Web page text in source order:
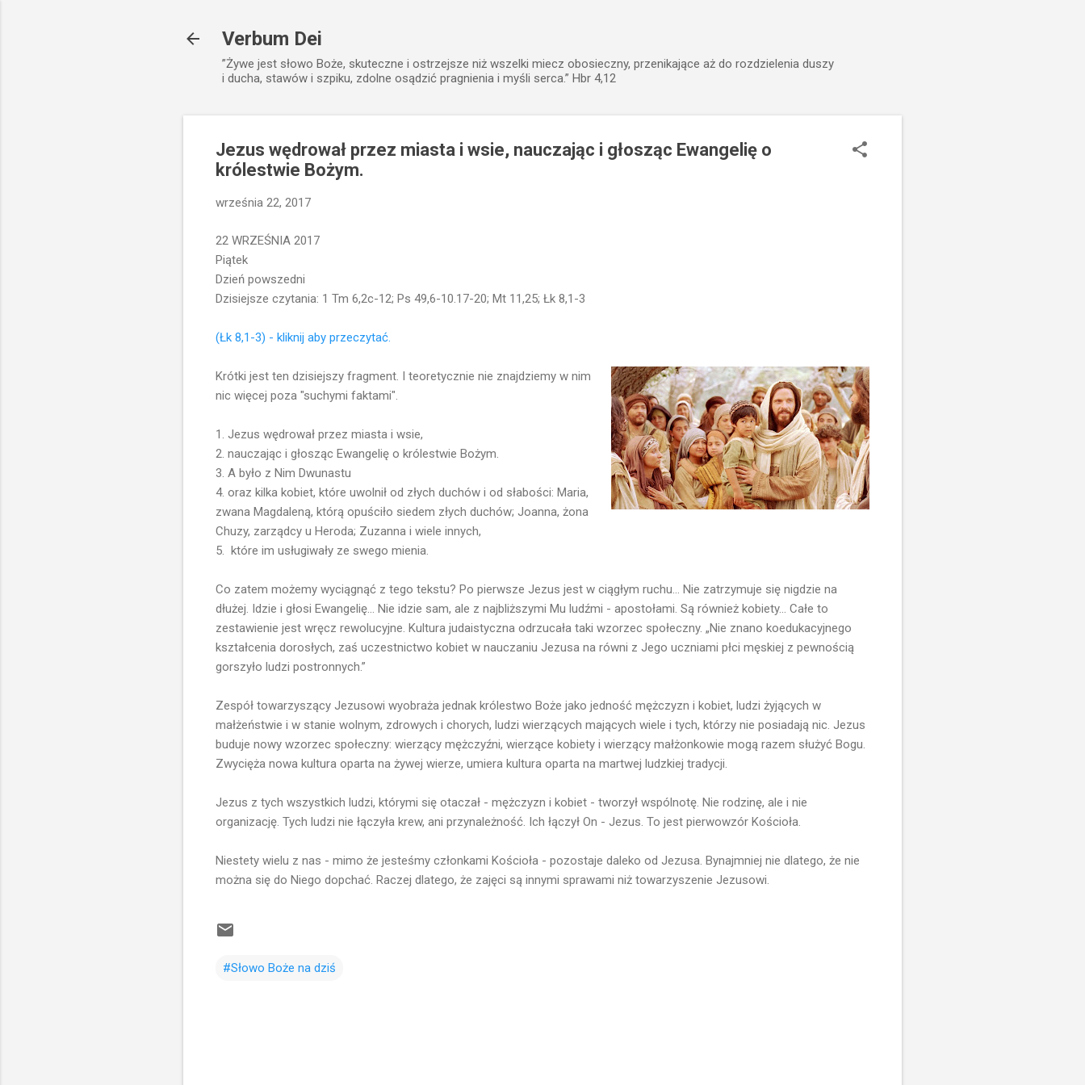
Verbum Dei
”Żywe jest słowo Boże, skuteczne i ostrzejsze niż wszelki miecz obosieczny, przenikające aż do rozdzielenia duszy
i ducha, stawów i szpiku, zdolne osądzić pragnienia i myśli serca.” Hbr 4,12
Jezus wędrował przez miasta i wsie, nauczając i głosząc Ewangelię o
królestwie Bożym.
września 22, 2017
22 WRZEŚNIA 2017
Piątek
Dzień powszedni
Dzisiejsze czytania: 1 Tm 6,2c-12; Ps 49,6-10.17-20; Mt 11,25; Łk 8,1-3
(Łk 8,1-3) - kliknij aby przeczytać.
Krótki jest ten dzisiejszy fragment. I teoretycznie nie znajdziemy w nim
nic więcej poza "suchymi faktami".
1. Jezus wędrował przez miasta i wsie,
2. nauczając i głosząc Ewangelię o królestwie Bożym.
3. A było z Nim Dwunastu
4. oraz kilka kobiet, które uwolnił od złych duchów i od słabości: Maria,
zwana Magdaleną, którą opuściło siedem złych duchów; Joanna, żona
Chuzy, zarządcy u Heroda; Zuzanna i wiele innych,
5. które im usługiwały ze swego mienia.
Co zatem możemy wyciągnąć z tego tekstu? Po pierwsze Jezus jest w ciągłym ruchu... Nie zatrzymuje się nigdzie na
dłużej. Idzie i głosi Ewangelię... Nie idzie sam, ale z najbliższymi Mu ludźmi - apostołami. Są również kobiety... Całe to
zestawienie jest wręcz rewolucyjne. Kultura judaistyczna odrzucała taki wzorzec społeczny. „Nie znano koedukacyjnego
kształcenia dorosłych, zaś uczestnictwo kobiet w nauczaniu Jezusa na równi z Jego uczniami płci męskiej z pewnością
gorszyło ludzi postronnych.”
Zespół towarzyszący Jezusowi wyobraża jednak królestwo Boże jako jedność mężczyzn i kobiet, ludzi żyjących w
małżeństwie i w stanie wolnym, zdrowych i chorych, ludzi wierzących mających wiele i tych, którzy nie posiadają nic. Jezus
buduje nowy wzorzec społeczny: wierzący mężczyźni, wierzące kobiety i wierzący małżonkowie mogą razem służyć Bogu.
Zwycięża nowa kultura oparta na żywej wierze, umiera kultura oparta na martwej ludzkiej tradycji.
Jezus z tych wszystkich ludzi, którymi się otaczał - mężczyzn i kobiet - tworzył wspólnotę. Nie rodzinę, ale i nie
organizację. Tych ludzi nie łączyła krew, ani przynależność. Ich łączył On - Jezus. To jest pierwowzór Kościoła.
Niestety wielu z nas - mimo że jesteśmy członkami Kościoła - pozostaje daleko od Jezusa. Bynajmniej nie dlatego, że nie
można się do Niego dopchać. Raczej dlatego, że zajęci są innymi sprawami niż towarzyszenie Jezusowi.
#Słowo Boże na dziś